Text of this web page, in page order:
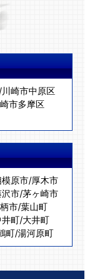
/川崎市中原区
市多摩区
原市/厚木市
市/茅ヶ崎市
市/葉山町
町/大井町
町/湯河原町